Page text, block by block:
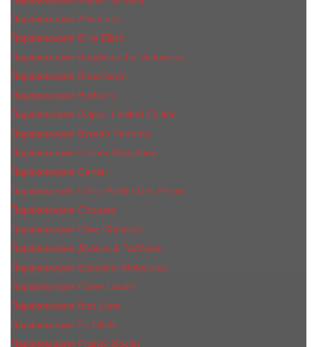
Парфюмерия Atkinsons
Парфюмерия Billie Eilish
Парфюмерия Boadicea the Victorious
Парфюмерия Boucheron
Парфюмерия Burberry
Парфюмерия Bvlgari Limited Edition
Парфюмерия Byredo Parfums
Парфюмерия Carner Barcelona
Парфюмерия Cartier
Парфюмерия Chloe Atelier Des Fleurs
Парфюмерия Сhopard
Парфюмерия Clive Christian
Парфюмерия Дольче & Габбана
Парфюмерия Escentric Molecules
Парфюмерия Estee Lаudеr
Парфюмерия Etat Libre
Парфюмерия Ex Nihilo
Парфюмерия Franck Boclet